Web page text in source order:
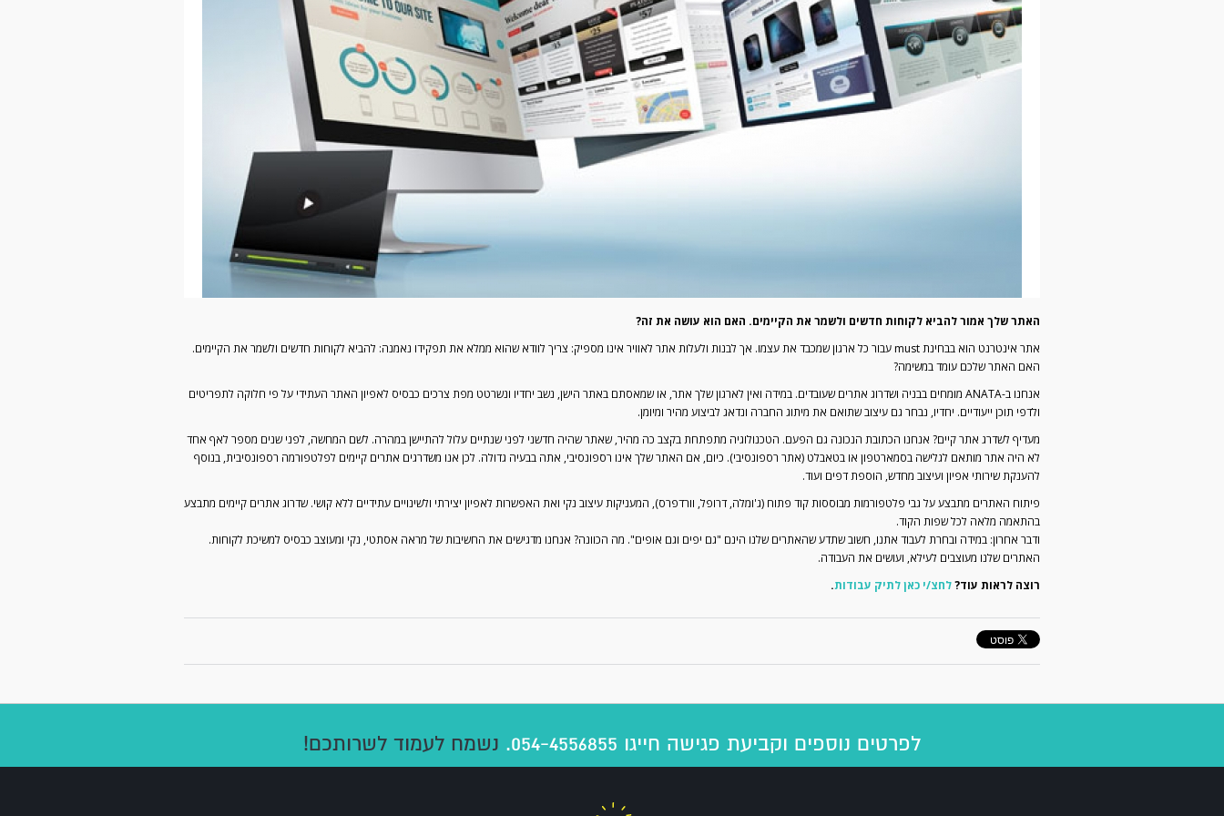
האתר שלך אמור להביא לקוחות חדשים ולשמר את הקיימים. האם הוא עושה את זה?
אתר אינטרנט הוא בבחינת must עבור כל ארגון שמכבד את עצמו. אך לבנות ולעלות אתר לאוויר אינו מספיק: צריך לוודא שהוא ממלא את תפקידו נאמנה: להביא לקוחות חדשים ולשמר את הקיימים.
האם האתר שלכם עומד במשימה?
אנחנו ב-ANATA מומחים בבניה ושדרוג אתרים שעובדים. במידה ואין לארגון שלך אתר, או שמאסתם באתר הישן, נשב יחדיו ונשרטט מפת צרכים כבסיס לאפיון האתר העתידי על פי חלוקה לתפריטים
ולדפי תוכן ייעודיים. יחדיו, נבחר גם עיצוב שתואם את מיתוג החברה ונדאג לביצוע מהיר ומיומן.
מעדיף לשדרג אתר קיים? אנחנו הכתובת הנכונה גם הפעם. הטכנולוגיה מתפתחת בקצב כה מהיר, שאתר שהיה חדשני לפני שנתיים עלול להתיישן במהרה. לשם המחשה, לפני שנים מספר לאף אחד
לא היה אתר מותאם לגלישה בסמארטפון או בטאבלט (אתר רספונסיבי). כיום, אם האתר שלך אינו רספונסיבי, אתה בבעיה גדולה. לכן אנו משדרגים אתרים קיימים לפלטפורמה רספונסיבית, בנוסף
להענקת שירותי אפיון ועיצוב מחדש, הוספת דפים ועוד.
פיתוח האתרים מתבצע על גבי פלטפורמות מבוססות קוד פתוח (ג'ומלה, דרופל, וורדפרס), המעניקות עיצוב נקי ואת האפשרות לאפיון יצירתי ולשינויים עתידיים ללא קושי. שדרוג אתרים קיימים מתבצע
בהתאמה מלאה לכל שפות הקוד.
ודבר אחרון: במידה ובחרת לעבוד אתנו, חשוב שתדע שהאתרים שלנו הינם "גם יפים וגם אופים". מה הכוונה? אנחנו מדגישים את החשיבות של מראה אסתטי, נקי ומעוצב כבסיס למשיכת לקוחות.
האתרים שלנו מעוצבים לעילא, ועושים את העבודה.
רוצה לראות עוד?לחצ/י כאן לתיק עבודות.
לפרטים נוספים וקביעת פגישה חייגו 054-4556855. נשמח לעמוד לשרותכם!